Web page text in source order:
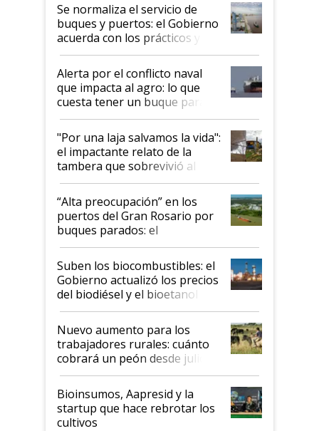
Se normaliza el servicio de
buques y puertos: el Gobierno
acuerda con los prácticos y
suspende el decreto de
desregulación
Alerta por el conflicto naval
que impacta al agro: lo que
cuesta tener un buque parado
y el peligro de que Argentina
pase a ser "país sucio"
"Por una laja salvamos la vida":
el impactante relato de la
tambera que sobrevivió al
tornado
“Alta preocupación” en los
puertos del Gran Rosario por
buques parados: el
funcionamiento de las
exportadoras en tensión tras
la medida de fuerza de los
prácticos
Suben los biocombustibles: el
Gobierno actualizó los precios
del biodiésel y el bioetanol
Nuevo aumento para los
trabajadores rurales: cuánto
cobrará un peón desde julio
Bioinsumos, Aapresid y la
startup que hace rebrotar los
cultivos